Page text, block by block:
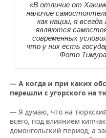
«В отличие от
наличие
как нации, я
являются
современных
что у них есть
Фото
— А когда и при каких
перешли с угорского на
— Я думаю, что на
всего, под влиянием
домонгольский период, а